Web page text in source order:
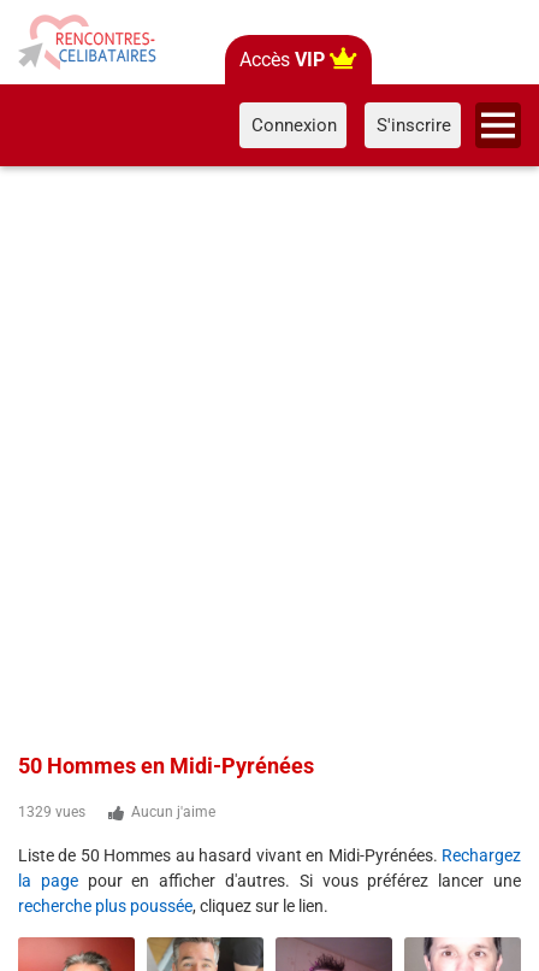
Accès VIP
Connexion S'inscrire
50 Hommes en Midi-Pyrénées
1329 vues Aucun j'aime
Liste de 50 Hommes au hasard vivant en Midi-Pyrénées. Rechargez
la pagepour en afficher d'autres. Si vous préférez lancer une
recherche plus poussée, cliquez sur le lien.